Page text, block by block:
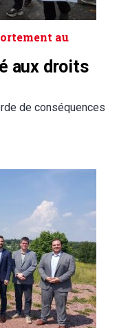
au
aux droits
de conséquences